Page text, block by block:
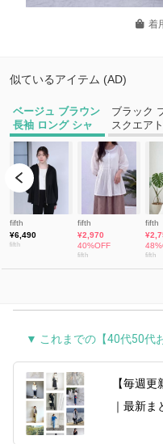
着
▼ これまでの【40代50代
【毎週
｜最新ま